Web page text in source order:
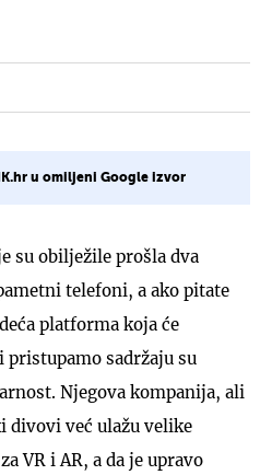
u omiljeni Google izvor
su obilježile prošla dva
telefoni, a ako pitate
platforma koja će
sadržaju su
Njegova kompanija, ali
divovi već ulažu velike
VR i AR, a da je upravo